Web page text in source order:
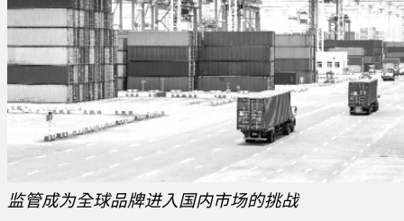
监管成为全球品牌进入国内市场的挑战